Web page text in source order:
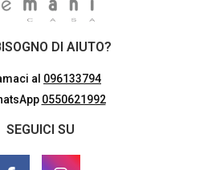
DI AIUTO?
al 096133794
0550621992
SEGUICI SU